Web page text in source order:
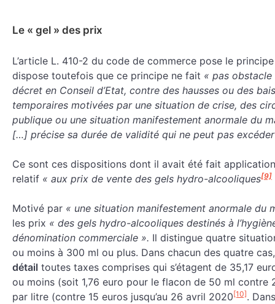
Le « gel » des prix
L’article L. 410-2 du code de commerce pose le
dispose toutefois que ce principe ne fait « pas
décret en Conseil d’Etat, contre des hausses ou des
temporaires motivées par une situation de crise, des
publique ou une situation manifestement anormale du
[…] précise sa durée de validité qui ne peut pas
Ce sont ces dispositions dont il avait été fait
relatif « aux prix de vente des gels hydro-alcooliques[9]
Motivé par « une situation manifestement anormale du
les prix « des gels hydro-alcooliques destinés à
dénomination commerciale ». Il distingue quatre
ou moins à 300 ml ou plus. Dans chacun des quatre
détail toutes taxes comprises qui s’étagent de 35,17
ou moins (soit 1,76 euro pour le flacon de 50 ml contre
par litre (contre 15 euros jusqu’au 26 avril 2020[10].